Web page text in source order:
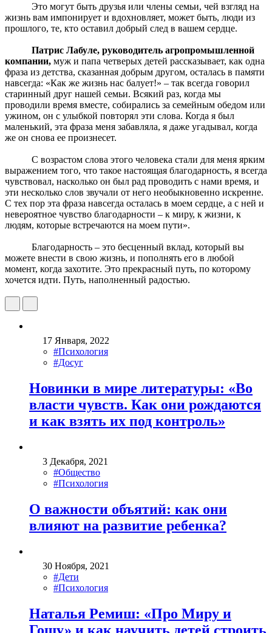
Это могут быть друзья или члены семьи, чей взгляд на
жизнь вам импонирует и вдохновляет, может быть, люди из
прошлого, те, кто оставил добрый след в вашем сердце.
Патрис Лабуле, руководитель агропромышленной
компании, муж и папа четверых детей рассказывает, как одна
фраза из детства, сказанная добрым другом, осталась в памяти
навсегда: «Как же жизнь нас балует!» – так всегда говорил
старинный друг нашей семьи. Всякий раз, когда мы
проводили время вместе, собирались за семейным обедом или
ужином, он с улыбкой повторял эти слова. Когда я был
маленький, эта фраза меня забавляла, я даже угадывал, когда
же он снова ее произнесет.
С возрастом слова этого человека стали для меня ярким
выражением того, что такое настоящая благодарность, я всегда
чувствовал, насколько он был рад проводить с нами время, и
эти несколько слов звучали от него необыкновенно искренне.
С тех пор эта фраза навсегда осталась в моем сердце, а с ней и
невероятное чувство благодарности – к миру, к жизни, к
людям, которые встречаются на моем пути».
Благодарность – это бесценный вклад, который вы
можете внести в свою жизнь, и пополнять его в любой
момент, когда захотите. Это прекрасный путь, по которому
хочется идти. Путь, наполненный радостью.
17 Января, 2022
#Психология
#Досуг
Новинки в мире литературы: «Во
власти чувств. Как они рождаются
и как взять их под контроль»
3 Декабря, 2021
#Общество
#Психология
О важности объятий: как они
влияют на развитие ребенка?
30 Ноября, 2021
#Дети
#Психология
Наталья Ремиш: «Про Миру и